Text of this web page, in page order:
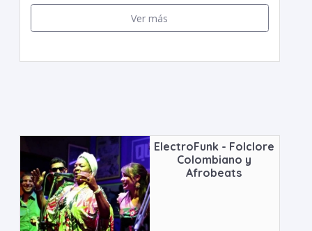
Ver más
ElectroFunk - Folclore
Colombiano y
Afrobeats